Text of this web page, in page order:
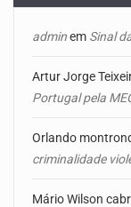
adminem Sinal
Artur Jorge
Portugal pela
Orlando
criminalidade
Mário Wilson